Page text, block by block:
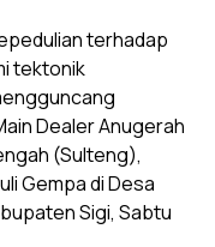
terhadap
tektonik
Dealer Anugerah
(Sulteng),
Gempa di Desa
Sigi, Sabtu